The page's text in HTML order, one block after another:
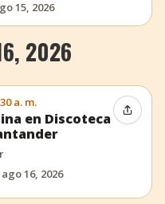
15, 2026
2026
a. m.
en Discoteca
16, 2026